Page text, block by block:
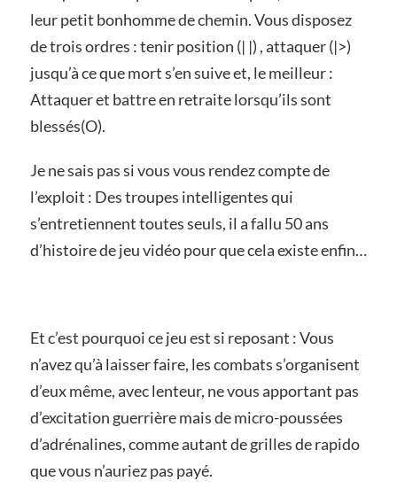
leur petit bonhomme de chemin. Vous disposez
de trois ordres : tenir position (| |) , attaquer (|>)
jusqu’à ce que mort s’en suive et, le meilleur :
Attaquer et battre en retraite lorsqu’ils sont
blessés(O).
Je ne sais pas si vous vous rendez compte de
l’exploit : Des troupes intelligentes qui
s’entretiennent toutes seuls, il a fallu 50 ans
d’histoire de jeu vidéo pour que cela existe enfin…
Et c’est pourquoi ce jeu est si reposant : Vous
n’avez qu’à laisser faire, les combats s’organisent
d’eux même, avec lenteur, ne vous apportant pas
d’excitation guerrière mais de micro-poussées
d’adrénalines, comme autant de grilles de rapido
que vous n’auriez pas payé.